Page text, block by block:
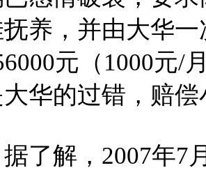
养，并由大华
元（1000元/
大华的过错，赔
解，2007年7月